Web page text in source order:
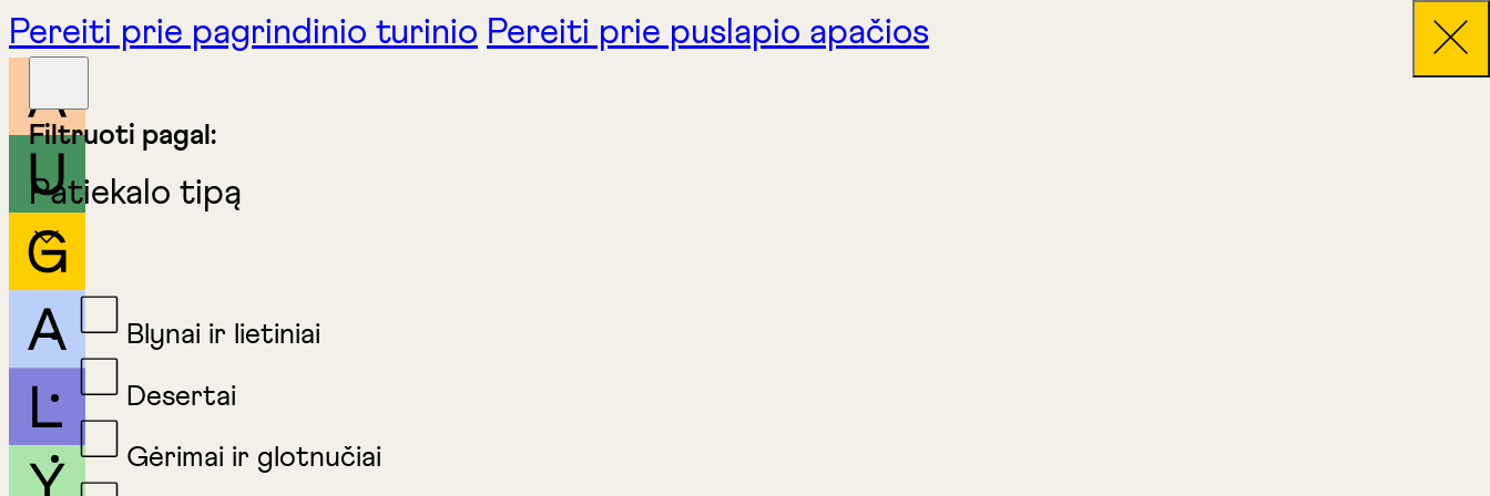
Pereiti prie pagrindinio turinio Pereiti prie puslapio apačios
Filtruoti pagal:
Patiekalo tipą
Blynai ir lietiniai
Desertai
Gėrimai ir glotnučiai